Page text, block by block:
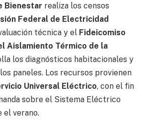
Bienestar realiza los censos
Federal de Electricidad
técnica y el Fideicomiso
Aislamiento Térmico de la
los diagnósticos habitacionales y
paneles. Los recursos provienen
Universal Eléctrico, con el fin
sobre el Sistema Eléctrico
el verano.